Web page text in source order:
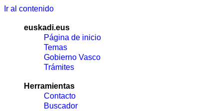
Ir al contenido
euskadi.eus
Página de inicio
Temas
Gobierno Vasco
Trámites
Herramientas
Contacto
Buscador